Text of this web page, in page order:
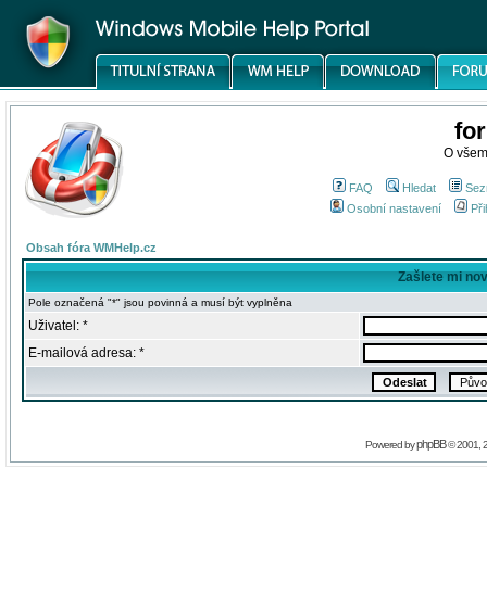
O
FAQ Hledat
Osobní nastavení
Obsah fóra WMHelp.cz
Zašlete mi
Pole označená "*" jsou povinná a musí být vyplněna
Uživatel: *
E-mailová adresa: *
Powered byphpBB© 2001,